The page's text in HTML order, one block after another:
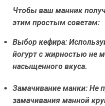
Чтобы ваш манник
этим простым советам:
Выбор кефира:
йогурт с жирностью не
насыщенного вкуса.
Замачивание манки: Не
замачивания манной